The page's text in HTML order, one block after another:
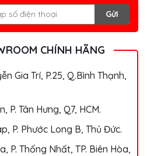
Gửi
CHÍNH HÃNG
Gia Trí, P.25, Q.Bình Thạnh,
P. Tân Hưng, Q7, HCM.
P. Phước Long B, Thủ Đức.
P. Thống Nhất, TP. Biên Hòa,